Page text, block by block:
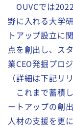
OUVCでは
野に入れる大学
トアップ設立に
点を創出し、ス
業CEO発掘プロ
（詳細は下記リ
これまで蓄積
ートアップの創
人材の支援を更